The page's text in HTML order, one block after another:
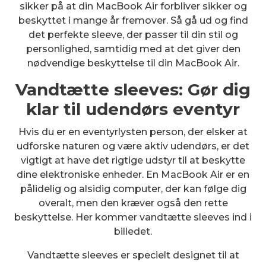
sikker på at din MacBook Air forbliver sikker og
beskyttet i mange år fremover. Så gå ud og find
det perfekte sleeve, der passer til din stil og
personlighed, samtidig med at det giver den
nødvendige beskyttelse til din MacBook Air.
Vandtætte sleeves: Gør dig
klar til udendørs eventyr
Hvis du er en eventyrlysten person, der elsker at
udforske naturen og være aktiv udendørs, er det
vigtigt at have det rigtige udstyr til at beskytte
dine elektroniske enheder. En MacBook Air er en
pålidelig og alsidig computer, der kan følge dig
overalt, men den kræver også den rette
beskyttelse. Her kommer vandtætte sleeves ind i
billedet.
Vandtætte sleeves er specielt designet til at